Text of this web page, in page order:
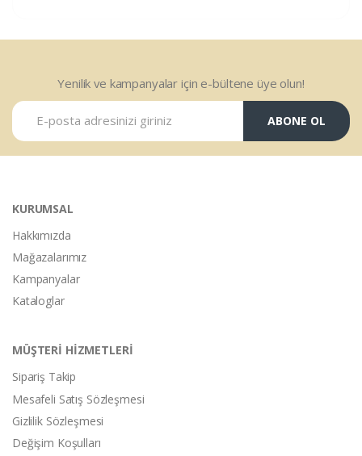
Yenilik ve kampanyalar için e-bültene üye olun!
ABONE OL
KURUMSAL
Hakkımızda
Mağazalarımız
Kampanyalar
Kataloglar
MÜŞTERİ HİZMETLERİ
Sipariş Takip
Mesafeli Satış Sözleşmesi
Gizlilik Sözleşmesi
Değişim Koşulları